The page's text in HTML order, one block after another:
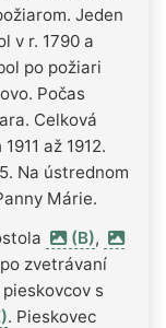
Jeden
v r. 1790 a
po požiari
Počas
Celková
až 1912.
Na ústrednom
Márie.
(B),
zvetrávaní
s
. Pieskovec